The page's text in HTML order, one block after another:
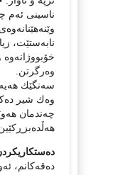
ناسینی ئەم
نابەستێت،
وەرگرتن.
سەنگێك
وەك شیر
چەندمان
دەقەكانم،